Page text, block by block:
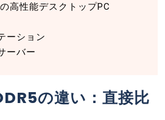
高性能デスクトップPC
ーション
ーバー
の違い：直接比